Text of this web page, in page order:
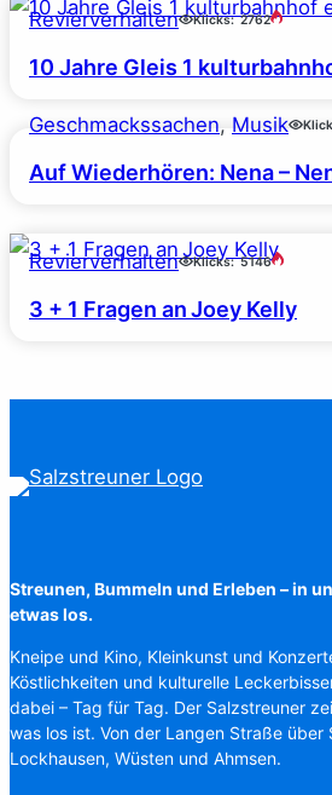
Revierverhalten Klicks: 2762
10 Jahre Gleis 1
Geschmackssachen, Musik
Auf Wiederhören: Nena –
Revierverhalten Klicks: 5146
3 + 1 Fragen an Joey Kelly
Streunen, Bummeln und Erleben – in
etwas los.
Kneipe und Kino, Kleinkunst und
Köstlichkeiten und kulturelle
dabei – Tag für Tag. Der Salzstreuner
was los ist. Von der Langen Straße über
Lockhausen, Wüsten und Ahmsen.